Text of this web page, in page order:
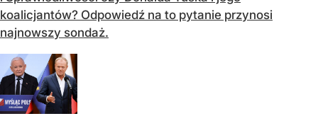
koalicjantów? Odpowiedź na to pytanie przynosi
najnowszy sondaż.